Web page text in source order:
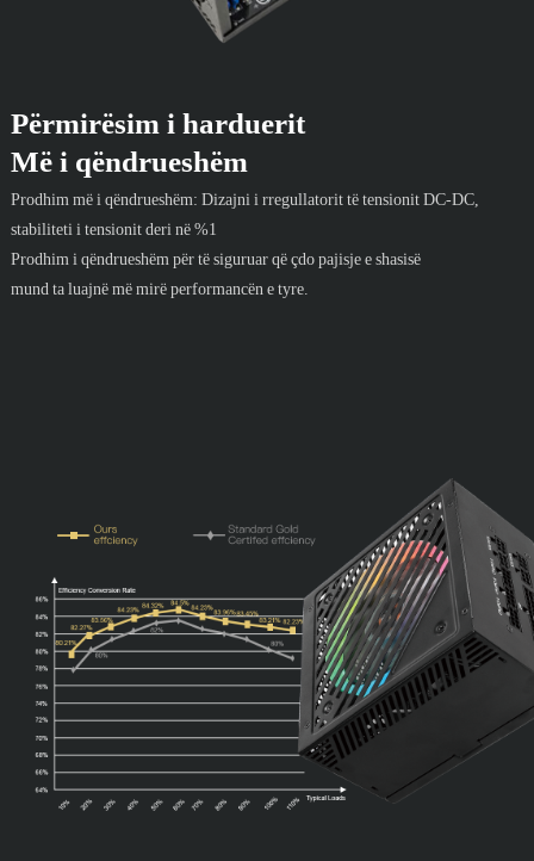
Përmirësim i harduerit
Më i qëndrueshëm
Prodhim më i qëndrueshëm: Dizajni i rregullatorit të tensionit DC-DC,
stabiliteti i tensionit deri në %1
Prodhim i qëndrueshëm për të siguruar që çdo pajisje e shasisë
mund ta luajnë më mirë performancën e tyre.